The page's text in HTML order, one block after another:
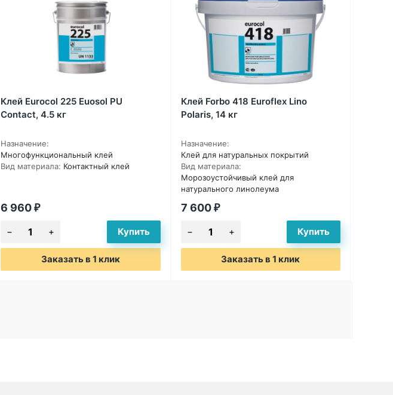
Клей Eurocol 225 Euosol PU
Contact, 4.5 кг
Назначение:
Многофункциональный клей
Вид материала: Контактный клей
6 960 ₽
Заказать в 1 клик
Клей Forbo 418 Euroflex Lino
Polaris, 14 кг
Назначение:
Клей для натуральных покрытий
Вид материала:
Морозоустойчивый клей для
натурального линолеума
7 600 ₽
Заказать в 1 клик